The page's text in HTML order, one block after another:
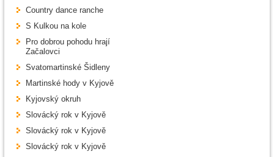
Country dance ranche
S Kulkou na kole
Pro dobrou pohodu hrají
Začalovci
Svatomartinské Šidleny
Martinské hody v Kyjově
Kyjovský okruh
Slovácký rok v Kyjově
Slovácký rok v Kyjově
Slovácký rok v Kyjově